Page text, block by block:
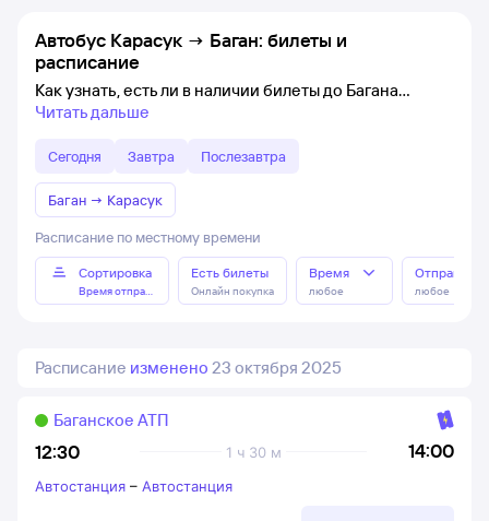
Автобус Карасук → Баган: билеты и
расписание
Как узнать, есть ли в наличии билеты до Багана
Читать дальше
Сегодня Завтра Послезавтра
Баган → Карасук
Расписание по местному времени
Сортировка
Время отправления
Есть билеты
Онлайн покупка
Время
любое любое
Расписание изменено 23 октября 2025
12:30 14:00
1 ч 30 м
Баганское АТП
Автостанция – Автостанция